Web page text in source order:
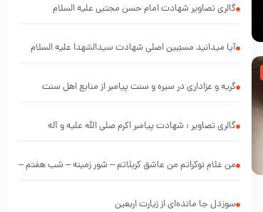
گالری تصاویر شهادت امام حسن مجتبی علیه السلام
آیا میدانید مسبّبین اصلی شهادت سیدالشهدا علیه ‌السلام
گریه و عزاداری در سیره و سنت پیامبر از منابع اهل سنت
گالری تصاویر : شهادت پیامبر اکرم صلی الله علیه و آله
من غلام نوکراتم من عاشق کربلاتم – شور زمینه – شب هفتم –
سوزدل جا مانده‌ای از زیارت اربعین